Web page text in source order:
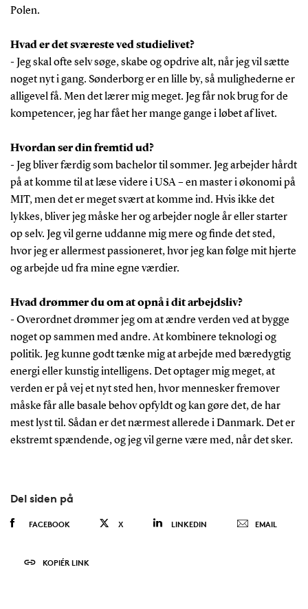
Polen.
Hvad er det sværeste ved studielivet?
- Jeg skal ofte selv søge, skabe og opdrive alt, når jeg vil sætte
noget nyt i gang. Sønderborg er en lille by, så mulighederne er
alligevel få. Men det lærer mig meget. Jeg får nok brug for de
kompetencer, jeg har fået her mange gange i løbet af livet.
Hvordan ser din fremtid ud?
- Jeg bliver færdig som bachelor til sommer. Jeg arbejder hårdt
på at komme til at læse videre i USA – en master i økonomi på
MIT, men det er meget svært at komme ind. Hvis ikke det
lykkes, bliver jeg måske her og arbejder nogle år eller starter
op selv. Jeg vil gerne uddanne mig mere og finde det sted,
hvor jeg er allermest passioneret, hvor jeg kan følge mit hjerte
og arbejde ud fra mine egne værdier.
Hvad drømmer du om at opnå i dit arbejdsliv?
- Overordnet drømmer jeg om at ændre verden ved at bygge
noget op sammen med andre. At kombinere teknologi og
politik. Jeg kunne godt tænke mig at arbejde med bæredygtig
energi eller kunstig intelligens. Det optager mig meget, at
verden er på vej et nyt sted hen, hvor mennesker fremover
måske får alle basale behov opfyldt og kan gøre det, de har
mest lyst til. Sådan er det nærmest allerede i Danmark. Det er
ekstremt spændende, og jeg vil gerne være med, når det sker.
Del siden på
FACEBOOK X LINKEDIN EMAIL
KOPIÉR LINK